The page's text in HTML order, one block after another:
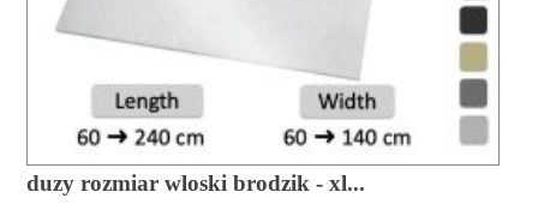
duzy rozmiar wloski brodzik - xl...